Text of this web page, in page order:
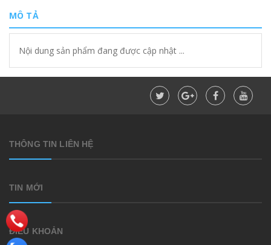
MÔ TẢ
Nội dung sản phẩm đang được cập nhật ...
THÔNG TIN LIÊN HỆ
TIN MỚI
ĐIỀU KHOẢN